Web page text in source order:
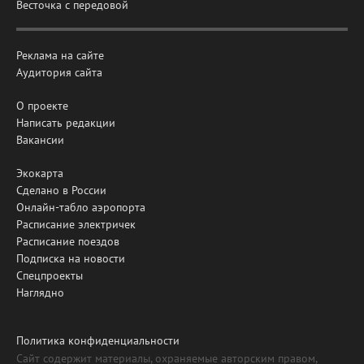
Весточка с передовой
Реклама на сайте
Аудитория сайта
О проекте
Написать редакции
Вакансии
Экокарта
Сделано в России
Онлайн-табло аэропорта
Расписание электричек
Расписание поездов
Подписка на новости
Спецпроекты
Наглядно
Политика конфиденциальности
Сайт содержит материалы, охраняемые авторским правом,